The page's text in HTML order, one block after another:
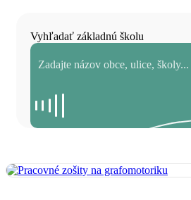
Vyhľadať základnú školu